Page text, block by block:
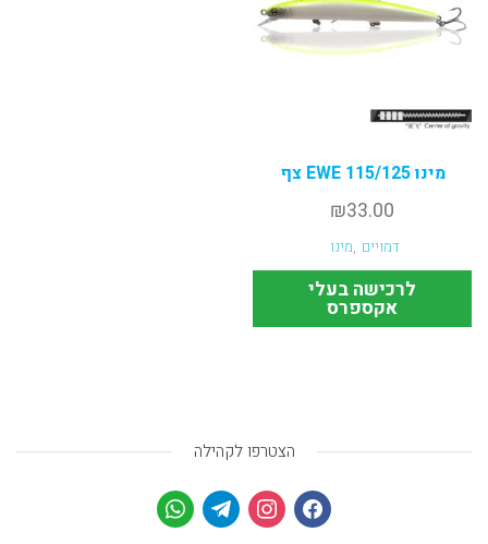
מינו EWE 115/125 צף
₪33.00
דמויים ,מינו
לרכישה בעלי
אקספרס
הצטרפו לקהילה